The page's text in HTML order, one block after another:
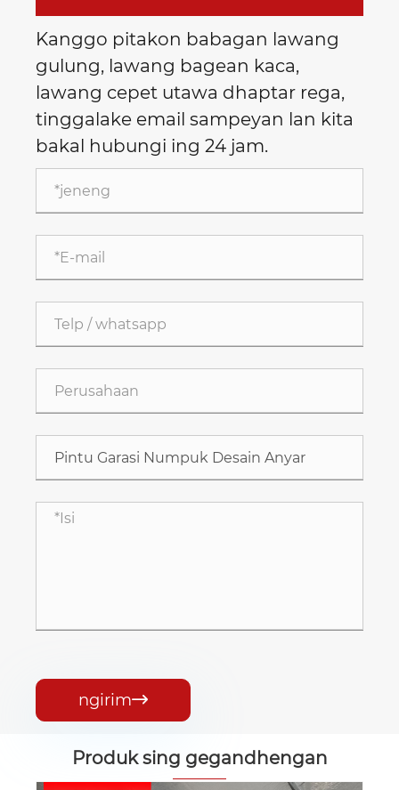
Kanggo pitakon babagan lawang
gulung, lawang bagean kaca,
lawang cepet utawa dhaptar rega,
tinggalake email sampeyan lan kita
bakal hubungi ing 24 jam.
ngirim
Produk sing gegandhengan